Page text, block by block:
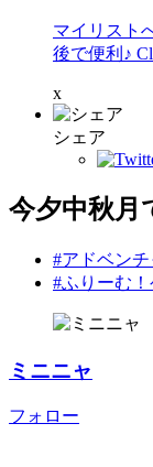
マイリスト
後で便利♪
x
シェア
今夕中秋月
#アドベン
#ふりーむ
ミニニャ
フォロー